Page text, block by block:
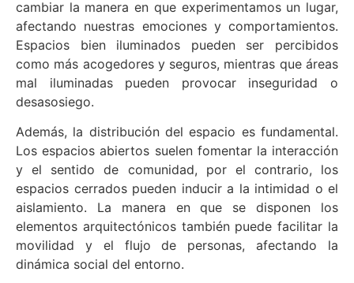
cambiar la manera en que experimentamos un lugar,
afectando nuestras emociones y comportamientos.
Espacios bien iluminados pueden ser percibidos
como más acogedores y seguros, mientras que áreas
mal iluminadas pueden provocar inseguridad o
desasosiego.
Además, la distribución del espacio es fundamental.
Los espacios abiertos suelen fomentar la interacción
y el sentido de comunidad, por el contrario, los
espacios cerrados pueden inducir a la intimidad o el
aislamiento. La manera en que se disponen los
elementos arquitectónicos también puede facilitar la
movilidad y el flujo de personas, afectando la
dinámica social del entorno.